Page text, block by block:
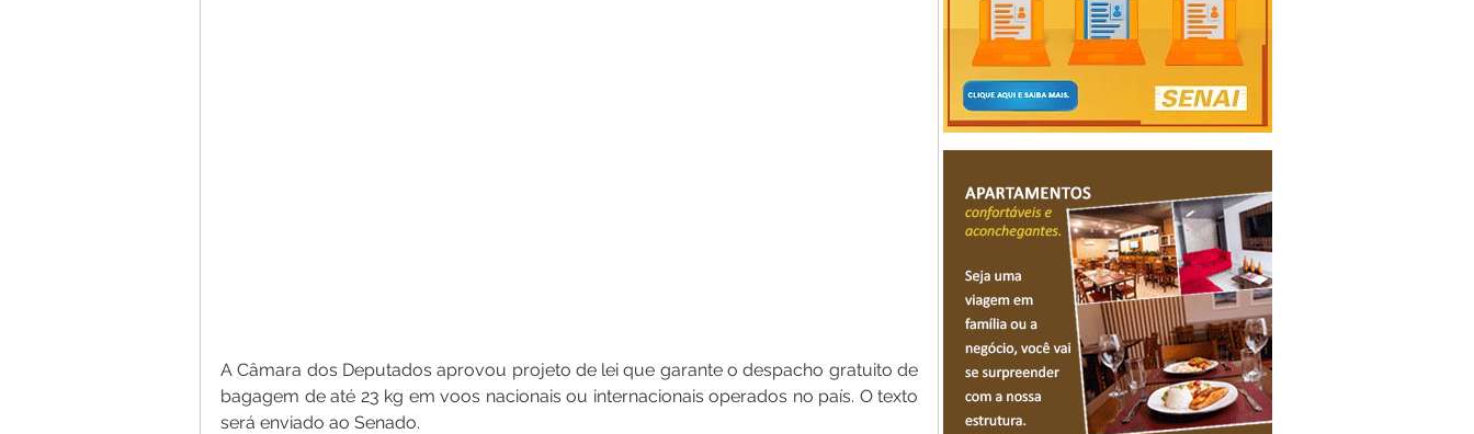
A Câmara dos Deputados aprovou projeto de lei que garante o despacho gratuito de
bagagem de até 23 kg em voos nacionais ou internacionais operados no país. O texto
será enviado ao Senado.